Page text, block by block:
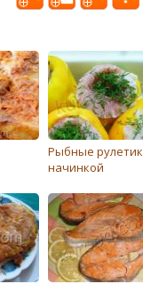
Рыбныe
начинкой